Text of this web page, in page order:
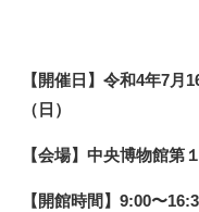
【開催日】令和4年7月
（日）
【会場】中央博物館第
【開館時間】9:00〜